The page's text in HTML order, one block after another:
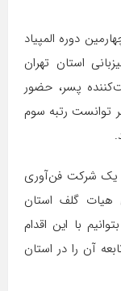
دوره المپیاد
استان تهران
شرکت‌کننده دختر و ۳ شرکت‌کننده پسر، حضور
توانست رتبه سوم
یک شرکت فن‌آوری
هیات گلف استان
با این اقدام
آن را در استان